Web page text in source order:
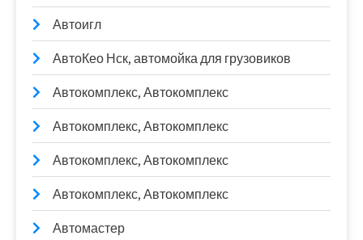
Автоигл
АвтоКео Нск, автомойка для грузовиков
Автокомплекс, Автокомплекс
Автокомплекс, Автокомплекс
Автокомплекс, Автокомплекс
Автокомплекс, Автокомплекс
Автомастер